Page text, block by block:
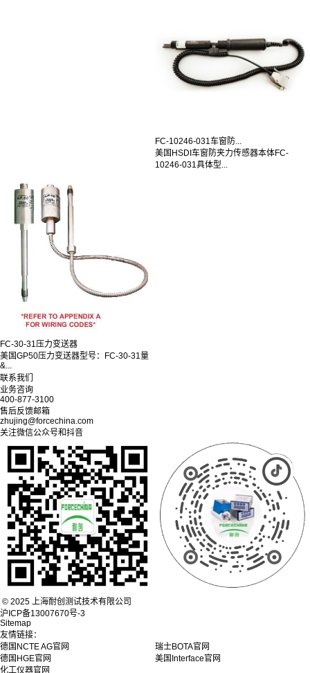
FC-10246-031车窗防...
美国HSDI车窗防夹力传感器本体FC-
10246-031具体型...
FC-30-31压力变送器
美国GP50压力变送器型号：FC-30-31量
&...
联系我们
业务咨询
400-877-3100
售后反馈邮箱
zhujing@forcechina.com
关注微信公众号和抖音
© 2025 上海耐创测试技术有限公司
沪ICP备13007670号-3
Sitemap
友情链接：
德国NCTE AG官网
瑞士BOTA官网
德国HGE官网
美国Interface官网
化工仪器官网